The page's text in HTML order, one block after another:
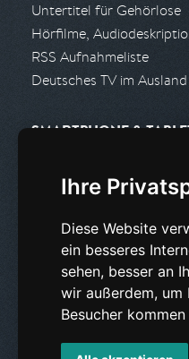
Ihre
Diese Website
ein besseres
sehen, besser an
wir außerdem, um
Besucher
Untertitel für Gehörlose
Hörfilme,
RSS Aufnahmeliste
Deutsches TV im Ausland
SMARTPHONE &
Android App
PARTNER
Partnerliste
Partner werden